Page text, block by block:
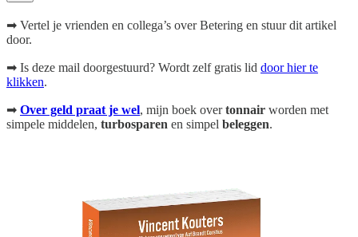
➡ Vertel je vrienden en collega’s over Betering en stuur dit artikel
door.
➡ Is deze mail doorgestuurd? Wordt zelf gratis lid door hier te
klikken.
➡ Over geld praat je wel, mijn boek overtonnair worden met
simpele middelen, turbosparen en simpel beleggen.